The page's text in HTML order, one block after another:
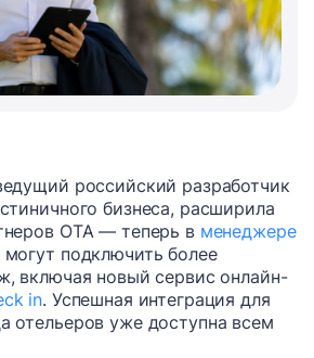
российский разработчик
бизнеса, расширила
OTA — теперь в менеджере
подключить более
включая новый сервис онлайн-
in. Успешная интеграция для
отельеров уже доступна всем